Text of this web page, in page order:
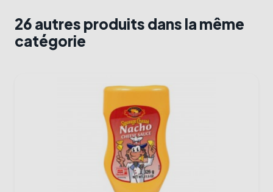
26 autres produits dans la même
catégorie